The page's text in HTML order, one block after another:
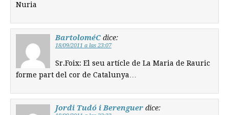
Nuria
BartoloméC dice:
18/09/2011 a las 23:07
Sr.Foix: El seu artícle de La Maria de Rauric
forme part del cor de Catalunya…
Jordi Tudó i Berenguer dice: